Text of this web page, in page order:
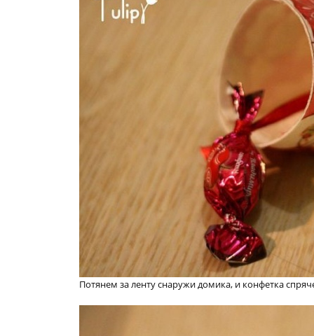
Потянем за ленту снаружи домика, и конфетка